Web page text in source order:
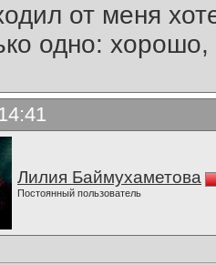
от меня
одно:
Лилия Баймухаметова
Постоянный пользователь